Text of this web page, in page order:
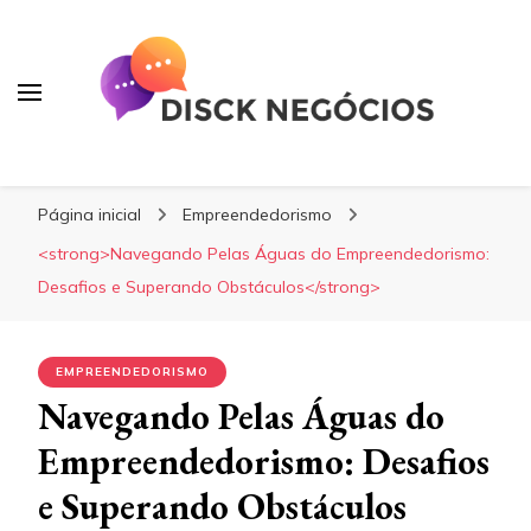
Página inicial
Empreendedorismo
<strong>Navegando Pelas Águas do Empreendedorismo:
Desafios e Superando Obstáculos</strong>
EMPREENDEDORISMO
Navegando Pelas Águas do
Empreendedorismo: Desafios
e Superando Obstáculos